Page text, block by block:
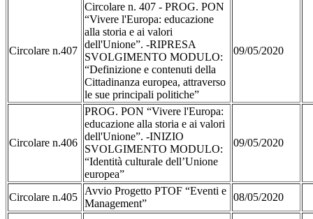
Circolare n.407
Circolare n. 407 - PROG. PON
“Vivere l'Europa: educazione
alla storia e ai valori
dell'Unione”. -RIPRESA
SVOLGIMENTO MODULO:
“Definizione e contenuti della
Cittadinanza europea, attraverso
le sue principali politiche”
09/05/2020
Circolare n.406
PROG. PON “Vivere l'Europa:
educazione alla storia e ai valori
dell'Unione”. -INIZIO
SVOLGIMENTO MODULO:
“Identità culturale dell’Unione
europea”
09/05/2020
Circolare n.405
Avvio Progetto PTOF “Eventi e
Management”
08/05/2020